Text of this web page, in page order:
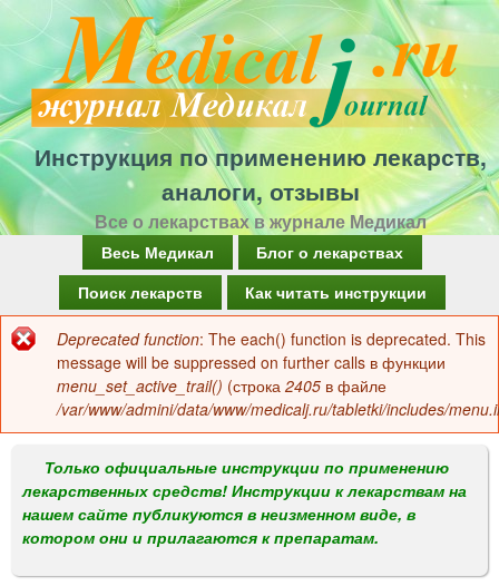
Перейти
к
основному
содержанию
Инструкция по применению лекарств,
аналоги, отзывы
Все о лекарствах в журнале Медикал
а
в
о
м
е
н
Весь Медикал
Блог о лекарствах
Поиск лекарств
Как читать инструкции
Сообщение
об
ошибке
Deprecated function: The each() function is deprecated. This
message will be suppressed on further calls в функции
menu_set_active_trail() (строка 2405 в файле
/var/www/admini/data/www/medicalj.ru/tabletki/includes/
Только официальные инструкции по применению
лекарственных средств! Инструкции к лекарствам на
нашем сайте публикуются в неизменном виде, в
котором они и прилагаются к препаратам.